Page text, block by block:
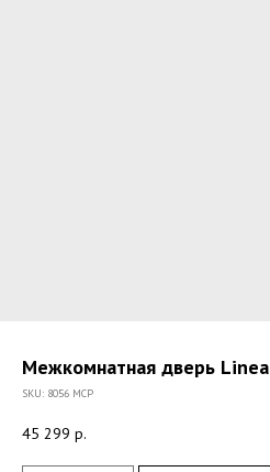
Межкомнатная дверь Linea
SKU: 8056 МСР
45 299 р.